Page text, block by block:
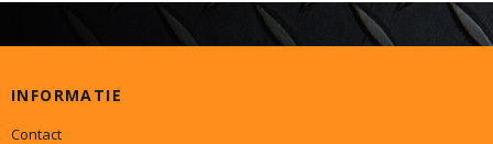
INFORMATIE
Contact